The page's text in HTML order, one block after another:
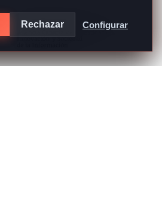
Rechazar Configurar